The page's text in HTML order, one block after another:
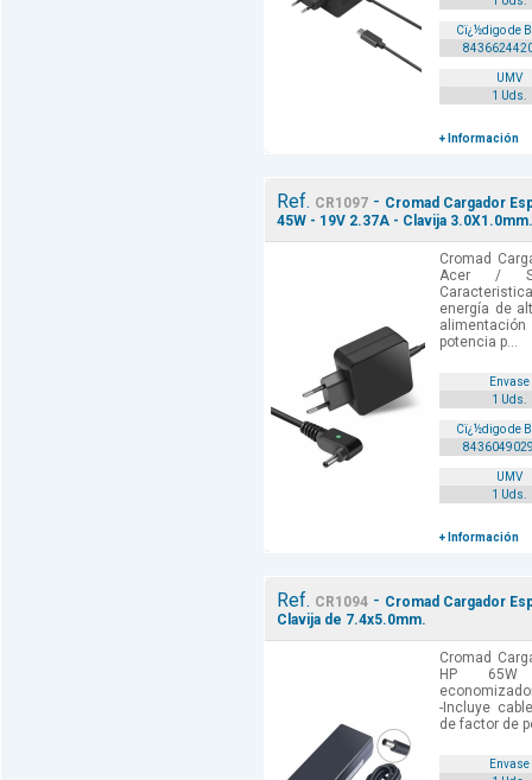
Cï¿½digo de
UMV
1 Uds.
+ Información
Ref. CR1097 - Cromad Cargador
45W - 19V 2.37A - Clavija 3.0X1.0mm.
Cromad
Acer /
energía de
potencia p...
Envase
1 Uds.
Cï¿½digo de
UMV
1 Uds.
+ Información
Ref. CR1094 - Cromad Cargador
Clavija de 7.4x5.0mm.
Cromad
HP 65W
-Incluye
de factor de
Envase